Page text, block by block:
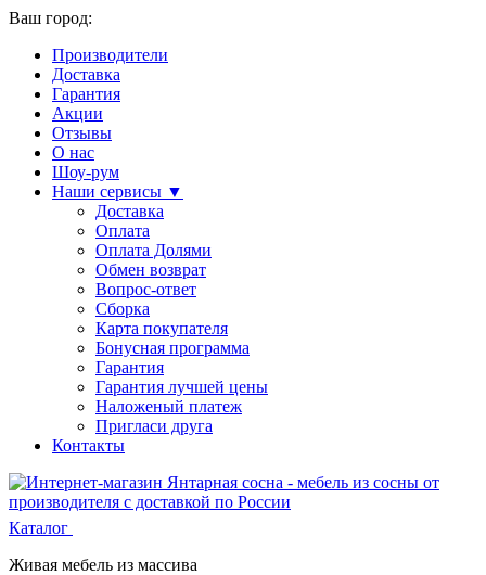
Ваш город:
Производители
Доставка
Гарантия
Акции
Отзывы
О нас
Шоу-рум
Наши сервисы ▼
Доставка
Оплата
Оплата Долями
Обмен возврат
Вопрос-ответ
Сборка
Карта покупателя
Бонусная программа
Гарантия
Гарантия лучшей цены
Наложеный платеж
Пригласи друга
Контакты
Каталог
Живая мебель из массива